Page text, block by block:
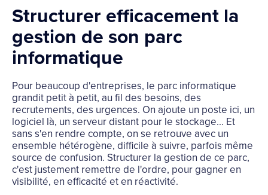
Structurer efficacement la
gestion de son parc
informatique
Pour beaucoup d'entreprises, le parc informatique
grandit petit à petit, au fil des besoins, des
recrutements, des urgences. On ajoute un poste ici, un
logiciel là, un serveur distant pour le stockage... Et
sans s'en rendre compte, on se retrouve avec un
ensemble hétérogène, difficile à suivre, parfois même
source de confusion. Structurer la gestion de ce parc,
c'est justement remettre de l'ordre, pour gagner en
visibilité, en efficacité et en réactivité.